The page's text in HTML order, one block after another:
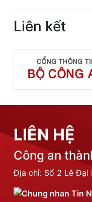
Liên kết
LIÊN HỆ
Công an
Địa chỉ: Số 2 Lê Đại